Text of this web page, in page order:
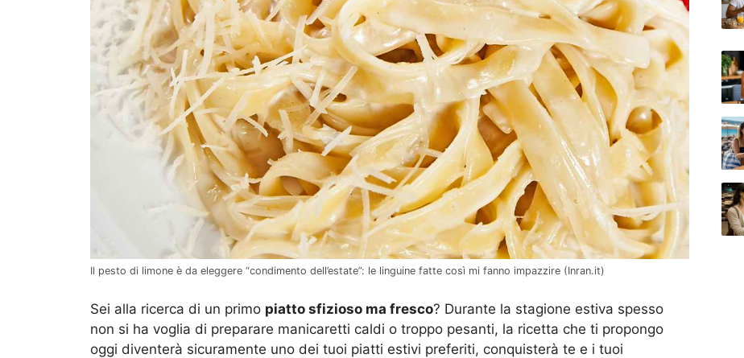
Il pesto di limone è da eleggere “condimento dell’estate”: le linguine fatte così mi fanno impazzire (Inran.it)
Sei alla ricerca di un primo piatto sfizioso ma fresco? Durante la stagione estiva spesso
non si ha voglia di preparare manicaretti caldi o troppo pesanti, la ricetta che ti propongo
oggi diventerà sicuramente uno dei tuoi piatti estivi preferiti, conquisterà te e i tuoi